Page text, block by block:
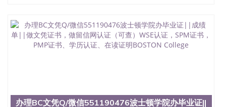
University）圣何塞州立大学结业证（San Jose State
University）圣何塞州立大学学位证（San Jose State
University）圣何塞州立大学学位证（San Jose State
University）圣何塞州立大学学历证书（San Jose
学学历 绩单购买学位证书/澳洲读本科硕士做文凭/购
办理BC文凭Q/微信551190476波士顿学院办毕业证||